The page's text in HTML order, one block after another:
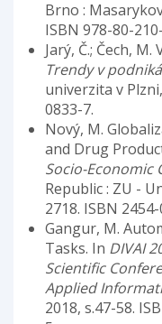
Brno :
ISBN 978-80-
Jarý, Č.; Čech,
Trendy v
univerzita v
0833-7.
Nový, M.
and Drug
Socio-Economic
Republic : ZU -
2718. ISBN
Gangur, M.
Tasks. In DIVAI
Scientific
Applied
2018, s.47-58.